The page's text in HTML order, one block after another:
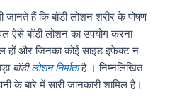
जानते हैं कि बॉडी लोशन शरीर के पोषण
ऐसे बॉडी लोशन का उपयोग करना
हों और जिनका कोई साइड इफेक्ट न
बॉडीलोशन निर्माता है । निम्नलिखित
के बारे में सारी जानकारी शामिल है।